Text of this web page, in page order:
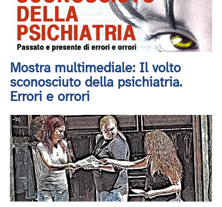
Mostra multimediale: Il volto
sconosciuto della psichiatria.
Errori e orrori